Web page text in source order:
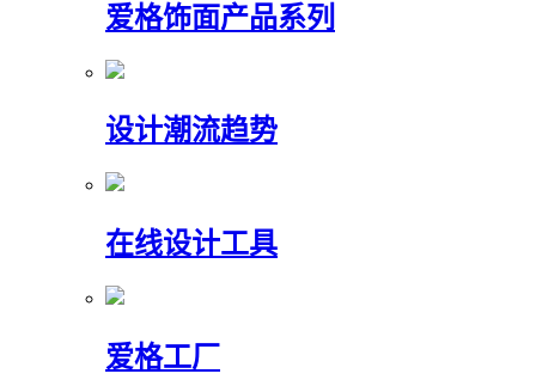
爱格饰面产品系列
设计潮流趋势
在线设计工具
爱格工厂